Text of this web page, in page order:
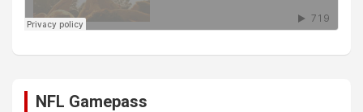
NFL Gamepass